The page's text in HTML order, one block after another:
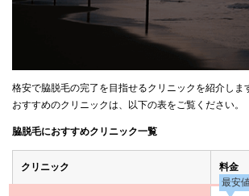
格安で脇脱毛の完了を目指せるクリニックを紹介しま
おすすめのクリニックは、以下の表をご覧ください。
脇脱毛におすすめクリニック一覧
クリニック 料金
最安